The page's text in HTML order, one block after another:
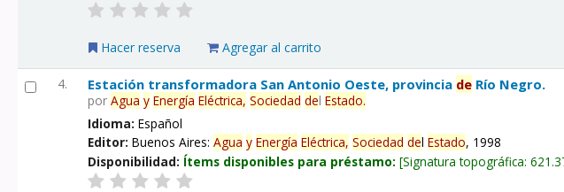
Hacer reserva Agregar al carrito
4. Estación transformadora San Antonio Oeste, provincia de Río Negro.
porAgua y Energía Eléctrica, Sociedad delEstado.
Idioma:Español
Editor:Buenos Aires:Agua y Energía Eléctrica, Sociedad delEstado, 1998
Disponibilidad: Ítems disponibles para préstamo: Signatura topográfica: